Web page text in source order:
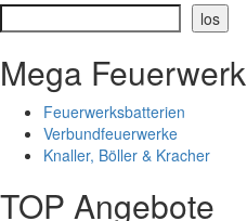
los
Mega Feuerwerk
Feuerwerksbatterien
Verbundfeuerwerke
Knaller, Böller & Kracher
TOP Angebote